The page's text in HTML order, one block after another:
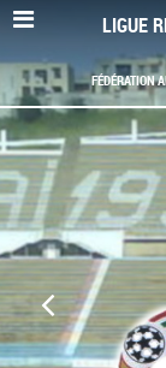
LIGUE